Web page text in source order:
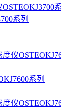
系列
系列